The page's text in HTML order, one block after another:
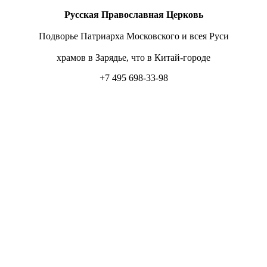
Русская Православная Церковь
Подворье Патриарха Московского и всея Руси
храмов в Зарядье, что в Китай-городе
+7 495 698-33-98